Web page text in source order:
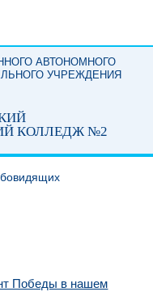
АВТОНОМНОГО
УЧРЕЖДЕНИЯ
КОЛЛЕДЖ №2
Победы в нашем